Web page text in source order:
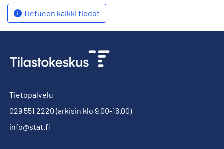
Tietueen kaikki tiedot
Tietopalvelu
029 551 2220 (arkisin klo 9.00-16.00)
info@stat.fi